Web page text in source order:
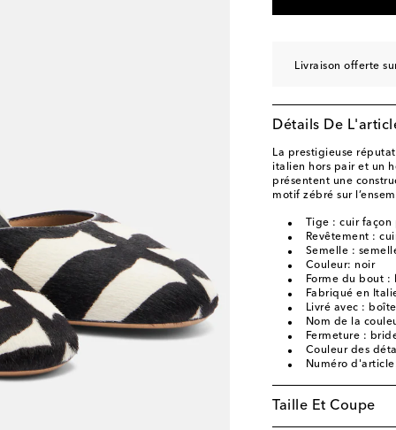
EU 42 Ajouter à la
Livraison offerte
Détails De
La prestigieuse
italien hors pair et un
présentent une
motif zébré sur
Tige : cuir façon
Revêtement :
Semelle :
Couleur: noir
Forme du bout :
Fabriqué en
Livré avec :
Nom de la
Fermeture :
Couleur des
Numéro
Taille Et Coupe